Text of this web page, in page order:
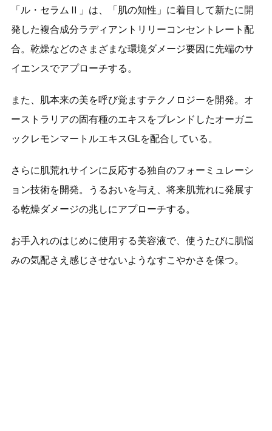
「ル・セラムⅡ」は、「肌の知性」に着目して新たに開
発した複合成分ラディアントリリーコンセントレート配
合。乾燥などのさまざまな環境ダメージ要因に先端のサ
イエンスでアプローチする。
また、肌本来の美を呼び覚ますテクノロジーを開発。オ
ーストラリアの固有種のエキスをブレンドしたオーガニ
ックレモンマートルエキスGLを配合している。
さらに肌荒れサインに反応する独自のフォーミュレーシ
ョン技術を開発。うるおいを与え、将来肌荒れに発展す
る乾燥ダメージの兆しにアプローチする。
お手入れのはじめに使用する美容液で、使うたびに肌悩
みの気配さえ感じさせないようなすこやかさを保つ。